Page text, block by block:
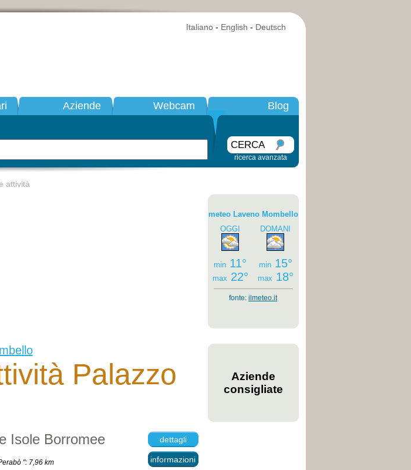
Italiano- English - Deutsch
Aziende Webcam Blog
CERCA
ricerca avanzata
attività
meteo Laveno Mombello
OGGI
min 11°
max 22°
DOMANI
min15°
max 18°
fonte: ilmeteo.it
Palazzo
dettagli
informazioni
Isole Borromee
": 7,96 km
Aziende
consigliate